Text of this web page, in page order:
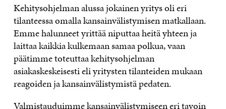
Kehitysohjelman alussa jokainen yritys oli eri
tilanteessa omalla kansainvälistymisen matkallaan.
Emme halunneet yrittää niputtaa heitä yhteen ja
laittaa kaikkia kulkemaan samaa polkua, vaan
päätimme toteuttaa kehitysohjelman
asiakaskeskeisesti eli yritysten tilanteiden mukaan
reagoiden ja kansainvälistymistä pedaten.
Valmistauduimme kansainvälistymiseen eri tavoin